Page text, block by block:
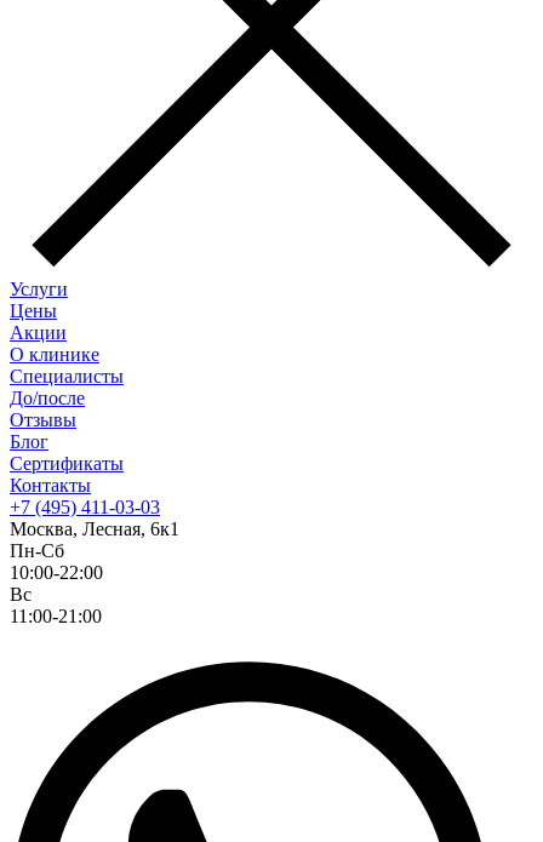
Услуги
Цены
Акции
О клинике
Специалисты
До/после
Отзывы
Блог
Сертификаты
Контакты
+7 (495) 411-03-03
Москва, Лесная, 6к1
Пн-Сб
10:00-22:00
Вс
11:00-21:00